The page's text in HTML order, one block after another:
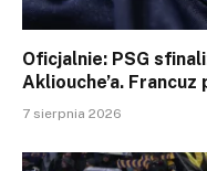
Oficjalnie: PSG
Akliouche’a.
7 sierpnia 2026